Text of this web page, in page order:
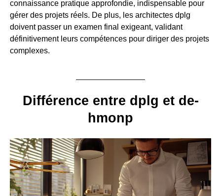
connaissance pratique approfondie, indispensable pour
gérer des projets réels. De plus, les architectes dplg
doivent passer un examen final exigeant, validant
définitivement leurs compétences pour diriger des projets
complexes.
Différence entre dplg et de-
hmonp